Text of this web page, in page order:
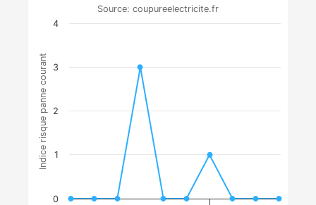
Indice risque panne courant
Source: coupureelectricite.fr
0
1
2
3
4